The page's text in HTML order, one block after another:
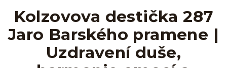
Kolzovova destička 287
Jaro Barského pramene |
Uzdravení duše,